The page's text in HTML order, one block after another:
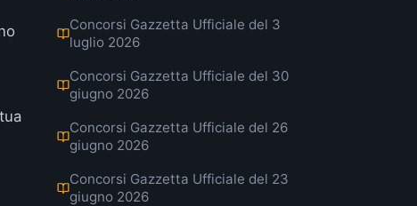
Concorsi Gazzetta Ufficiale del 3
luglio 2026
Concorsi Gazzetta Ufficiale del 30
giugno 2026
Concorsi Gazzetta Ufficiale del 26
giugno 2026
Concorsi Gazzetta Ufficiale del 23
giugno 2026